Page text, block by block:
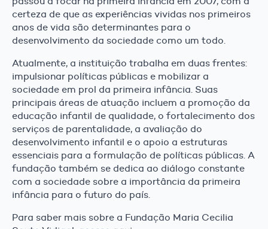
certeza de que as experiências vividas nos primeiros
anos de vida são determinantes para o
desenvolvimento da sociedade como um todo.
Atualmente, a instituição trabalha em duas frentes:
impulsionar políticas públicas e mobilizar a
sociedade em prol da primeira infância. Suas
principais áreas de atuação incluem a promoção da
educação infantil de qualidade, o fortalecimento dos
serviços de parentalidade, a avaliação do
desenvolvimento infantil e o apoio a estruturas
essenciais para a formulação de políticas públicas. A
fundação também se dedica ao diálogo constante
com a sociedade sobre a importância da primeira
infância para o futuro do país.
Para saber mais sobre a Fundação Maria Cecilia